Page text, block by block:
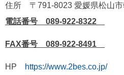
住所 〒791-8023 愛媛県松山市
電話番号 089-922-8322
FAX番号 089-922-8491
HP
https://www.2bes.co.jp/